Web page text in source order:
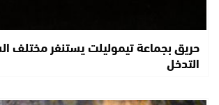
حريق بجماعة تيموليلت يستنفر مختلف
التدخل